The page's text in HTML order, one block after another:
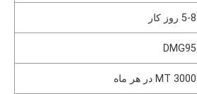
5-8 روز کار
DMG95
3000 MT در هر ماه